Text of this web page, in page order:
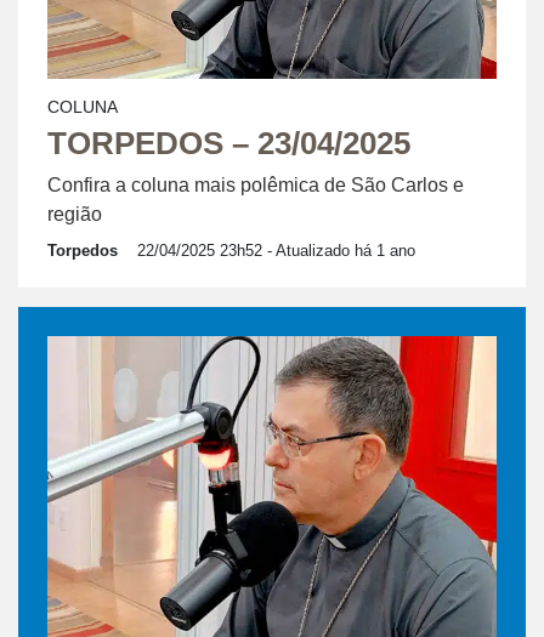
COLUNA
TORPEDOS – 23/04/2025
Confira a coluna mais polêmica de São Carlos e
região
Torpedos 22/04/2025 23h52 - Atualizado há 1 ano